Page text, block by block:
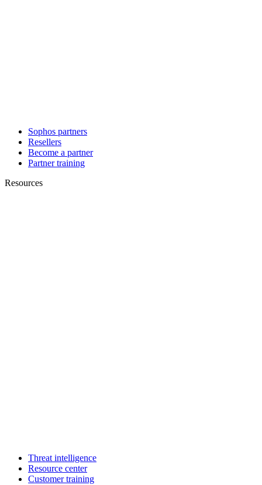
Sophos partners
Resellers
Become a partner
Partner training
Resources
Threat intelligence
Resource center
Customer training